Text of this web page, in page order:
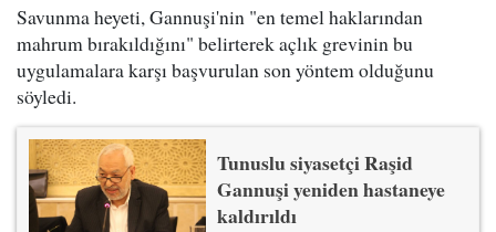
Savunma heyeti, Gannuşi'nin "en temel haklarından
mahrum bırakıldığını" belirterek açlık grevinin bu
uygulamalara karşı başvurulan son yöntem olduğunu
söyledi.
Tunuslu siyasetçi Raşid
Gannuşi yeniden hastaneye
kaldırıldı